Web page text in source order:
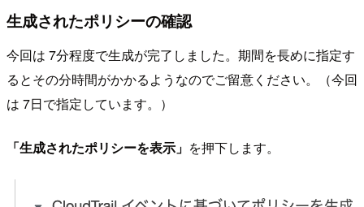
生成されたポリシーの確認
今回は 7分程度で生成が完了しました。期間を長めに指定す
るとその分時間がかかるようなのでご留意ください。（今回
は 7日で指定しています。）
「生成されたポリシーを表示」 を押下します。